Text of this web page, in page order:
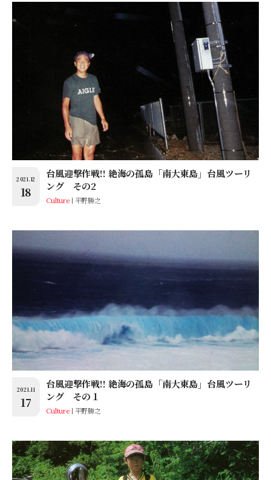
2021.12
18
台風迎撃作戦!! 絶海の孤島「南大東島」台風ツーリ
ング その2
Culture 平野勝之
2021.11
17
台風迎撃作戦!! 絶海の孤島「南大東島」台風ツーリ
ング その１
Culture 平野勝之